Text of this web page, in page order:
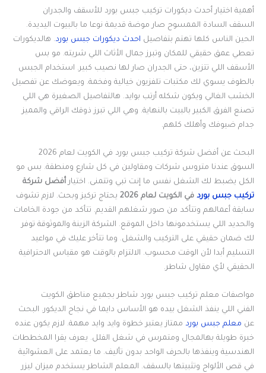
أهمية اختيار أحدث ديكورات تركيب جبس بورد للأسقف والجدران
السقف السادة الممسوح صار موضة قديمة نوعا ما بالبيوت اليديدة.
الحين الناس كلها تهتم بتفاصيل احدث ديكورات جبس بورد. هالديكورات
تعطي عمق حقيقي للمكان وتبرز جمال الأثاث اللي شريته. مو بس
الأسقف اللي تتزين، حتى الجدران صار لها نصيب كبير. استخدام الجبس
بالطوف يسوي لك مكتبات تلفزيون خيالية وفخمة. ويعوضك عن تفصيل
الخشب الغالي ويكون شكله أرتب بوايد. هالتفاصيل الصغيرة هي اللي
تصنع الفرق الكبير بالبيت بالنهاية. وهي اللي تبرز ذوقك الراقي والمميز
جدام ضيوفك وأهلك كلهم.
البحث عن أفضل شركة تركيب جبس بورد في الكويت لعام 2026
السوق عندنا متروس شركات ومقاولين في كل شارع ومنطقة. بس مو
الكل يضبط لك الشغل نفس ما إنت تبي وتتمنى. اختيار أفضل شركة
تركيب جبس بورد في الكويت لعام 2026
يحتاج تركيز وبحث. لازم تشوف
سابقة أعمالهم وتتأكد من صور شغلهم القديم. تتأكد من جودة الخامات
والحديد اللي يستخدمونها داخل الموقع. الشركة الزينة والموثوقة توفر
لك ضمان حقيقي على التركيب والشغل. وما تتأخر عليك في مواعيد
التسليم أبدا لأن الوقت محسوب. الالتزام بالوقت هو مقياس الاحترافية
الحقيقي لأي مقاول شاطر.
مواصفات معلم تركيب جبس بورد شاطر بجميع مناطق الكويت
الفني اللي ينفذ الشغل بيده هو الأساس دايما في نجاح الديكور. البحث
عن معلم جبس بورد ممتاز يعتبر خطوة وايد وايد مهمة. لازم يكون عنده
خبرة طويلة بهالمجال ومتمرس في شغل الفلل. يعرف يقرا المخططات
الهندسية وينفذها بالحرف الواحد بدون تأليف. ما يعتمد على العشوائية
في قص الألواح وتثبيتها بالسقف. المعلم الشاطر يستخدم ميزان ليزر